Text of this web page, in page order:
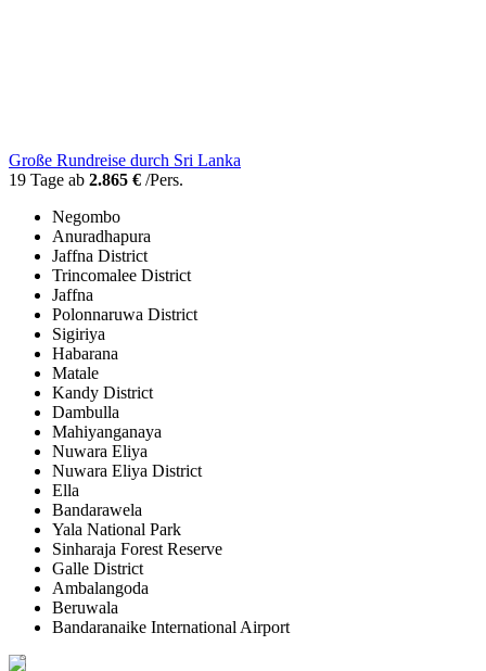
Große Rundreise durch Sri Lanka
19 Tage ab 2.865 € /Pers.
Negombo
Anuradhapura
Jaffna District
Trincomalee District
Jaffna
Polonnaruwa District
Sigiriya
Habarana
Matale
Kandy District
Dambulla
Mahiyanganaya
Nuwara Eliya
Nuwara Eliya District
Ella
Bandarawela
Yala National Park
Sinharaja Forest Reserve
Galle District
Ambalangoda
Beruwala
Bandaranaike International Airport